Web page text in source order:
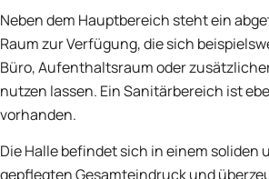
Neben dem Hauptbereich steht ein
Raum zur Verfügung, die sich
Büro, Aufenthaltsraum oder
nutzen lassen. Ein Sanitärbereich ist
vorhanden.
Die Halle befindet sich in einem soliden
gepflegten Gesamteindruck und